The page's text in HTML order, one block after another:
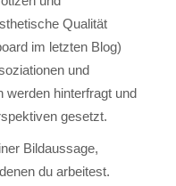
Qualität
im letzten Blog)
und
werden hinterfragt und
gesetzt.
Bildaussage,
du arbeitest.